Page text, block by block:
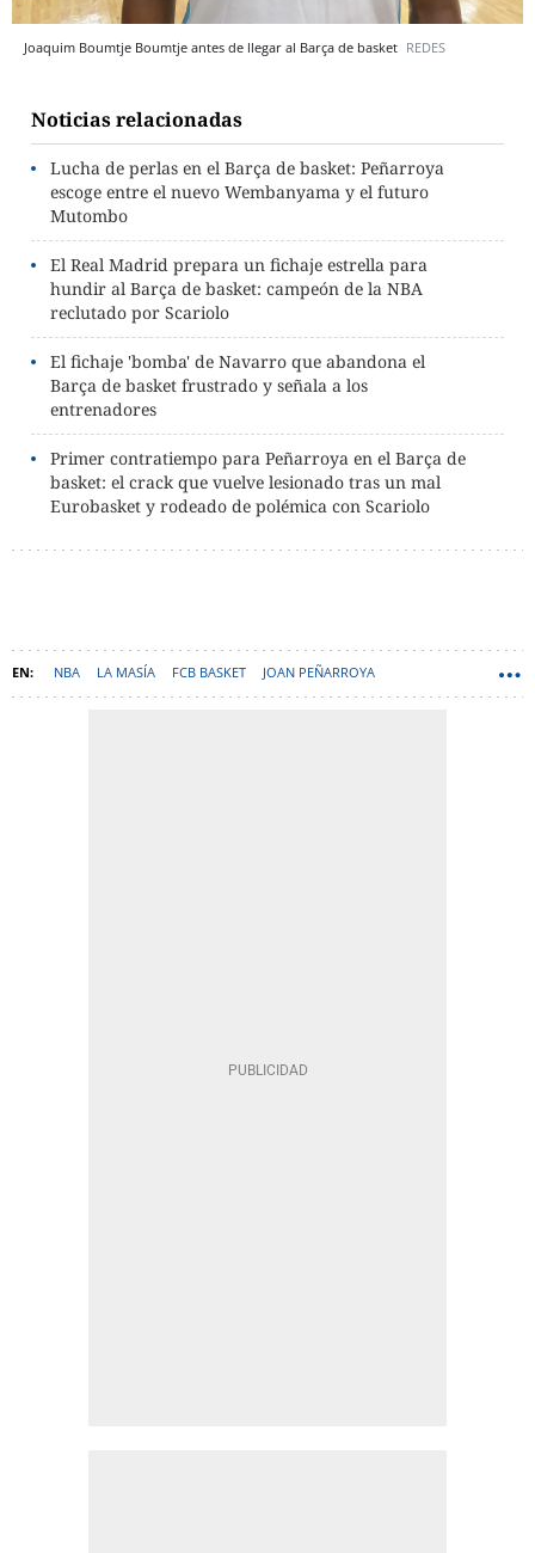
Joaquim Boumtje Boumtje antes de llegar al Barça de basket REDES
Noticias relacionadas
Lucha de perlas en el Barça de basket: Peñarroya
escoge entre el nuevo Wembanyama y el futuro
Mutombo
El Real Madrid prepara un fichaje estrella para
hundir al Barça de basket: campeón de la NBA
reclutado por Scariolo
El fichaje 'bomba' de Navarro que abandona el
Barça de basket frustrado y señala a los
entrenadores
Primer contratiempo para Peñarroya en el Barça de
basket: el crack que vuelve lesionado tras un mal
Eurobasket y rodeado de polémica con Scariolo
NBA LA MASÍA FCB BASKET JOAN PEÑARROYA